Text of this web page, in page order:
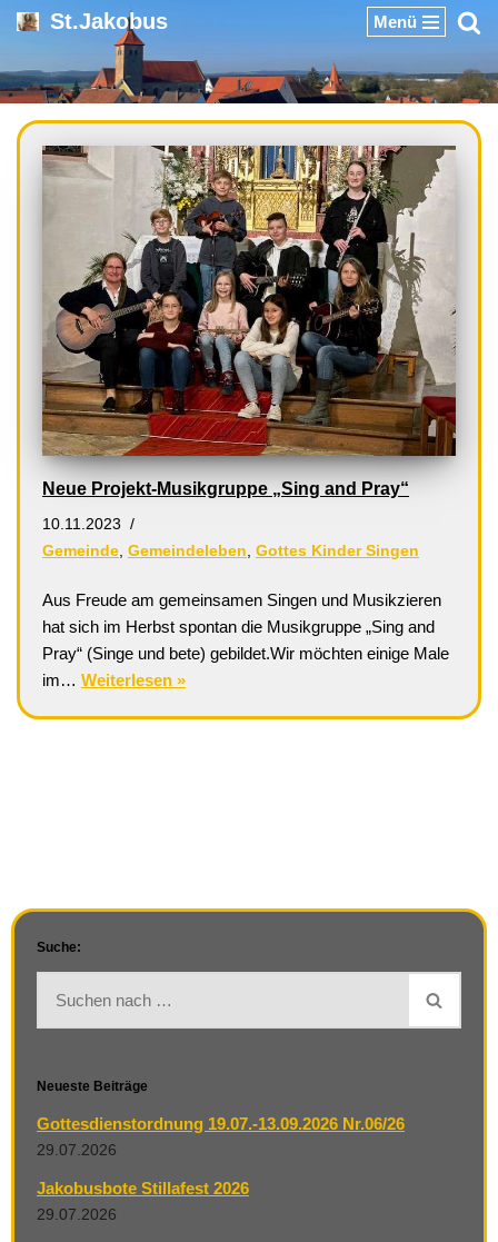
Inhalt
St.Jakobus Menü
Neue Projekt-Musikgruppe „Sing and Pray“
10.11.2023
Gemeinde, Gemeindeleben, Gottes Kinder Singen
Aus Freude am gemeinsamen Singen und Musikzieren
hat sich im Herbst spontan die Musikgruppe „Sing and
Pray“ (Singe und bete) gebildet.Wir möchten einige Male
im… Weiterlesen »
Suche:
Neueste Beiträge
Gottesdienstordnung 19.07.-13.09.2026 Nr.06/26
29.07.2026
Jakobusbote Stillafest 2026
29.07.2026